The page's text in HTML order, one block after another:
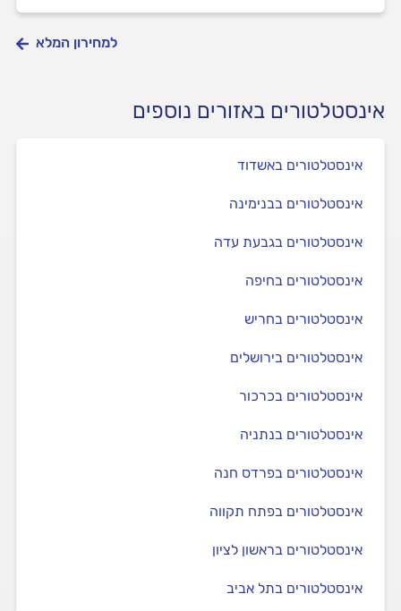
למחירון המלא
אינסטלטורים באזורים נוספים
אינסטלטורים באשדוד
אינסטלטורים בבנימינה
אינסטלטורים בגבעת עדה
אינסטלטורים בחיפה
אינסטלטורים בחריש
אינסטלטורים בירושלים
אינסטלטורים בכרכור
אינסטלטורים בנתניה
אינסטלטורים בפרדס חנה
אינסטלטורים בפתח תקווה
אינסטלטורים בראשון לציון
אינסטלטורים בתל אביב